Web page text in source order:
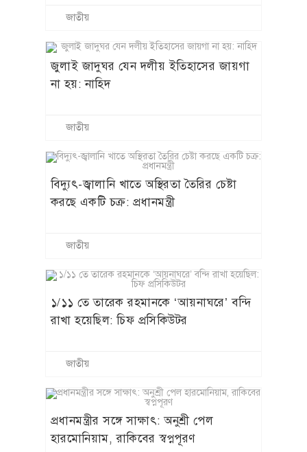
জাতীয়
জুলাই জাদুঘর যেন দলীয় ইতিহাসের জায়গা
না হয়: নাহিদ
জাতীয়
বিদ্যুৎ-জ্বালানি খাতে অস্থিরতা তৈরির চেষ্টা
করছে একটি চক্র: প্রধানমন্ত্রী
জাতীয়
১/১১ তে তারেক রহমানকে ‘আয়নাঘরে’ বন্দি
রাখা হয়েছিল: চিফ প্রসিকিউটর
জাতীয়
প্রধানমন্ত্রীর সঙ্গে সাক্ষাৎ: অনুশ্রী পেল
হারমোনিয়াম, রাকিবের স্বপ্নপূরণ